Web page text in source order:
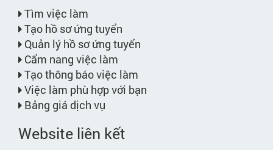
Tìm việc làm
Tạo hồ sơ ứng tuyển
Quản lý hồ sơ ứng tuyển
Cẩm nang việc làm
Tạo thông báo việc làm
Việc làm phù hợp với bạn
Bảng giá dịch vụ
Website liên kết